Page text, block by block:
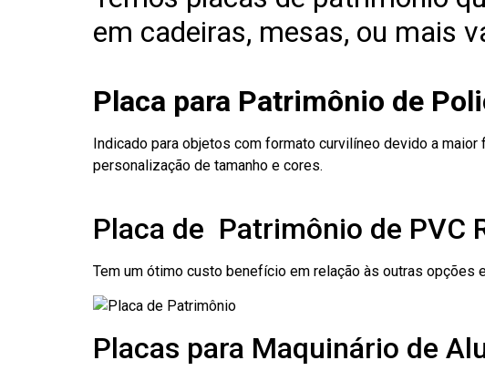
em cadeiras, mesas, ou mais
Placa para Patrimônio de
Indicado para objetos com formato curvilíneo devido a
personalização de tamanho e cores.
Placa de Patrimônio de PVC
Tem um ótimo custo benefício em relação às outras opções
Placas para Maquinário de